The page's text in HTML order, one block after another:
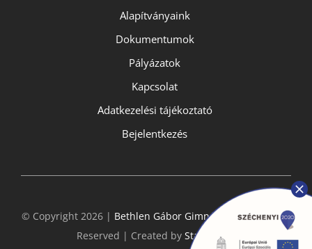
Alapítványaink
Dokumentumok
Pályázatok
Kapcsolat
Adatkezelési tájékoztató
Bejelentkezés
© Copyright 2026 | Bethlen Gábor Gimnázium- All Rights
Reserved | Created by StarGeckos